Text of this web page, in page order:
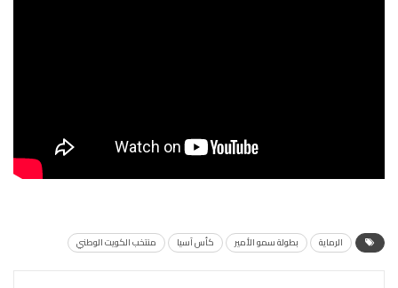
الرماية بطولة سمو الأمير كأس آسيا منتخب الكويت الوطني